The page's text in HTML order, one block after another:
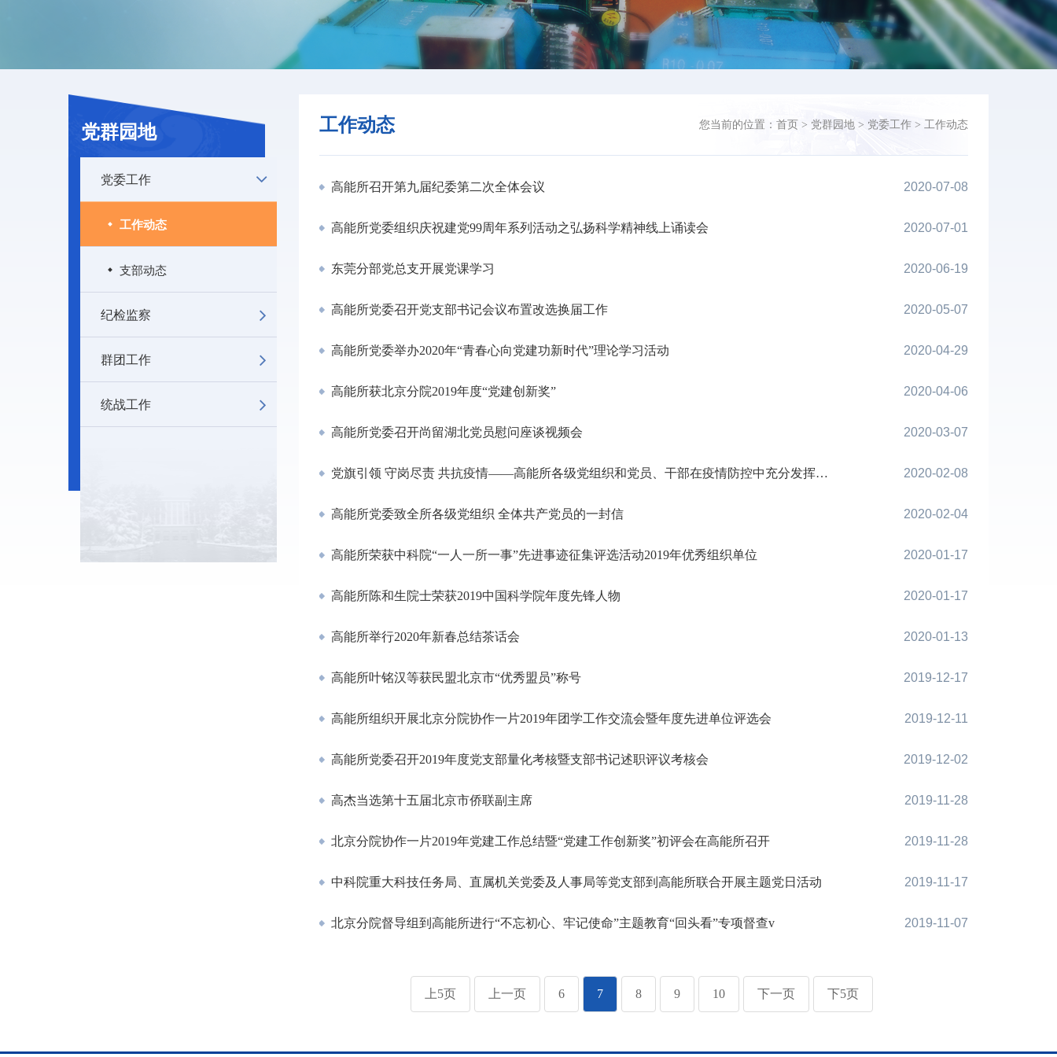
党群园地
党委工作
工作动态
支部动态
纪检监察
群团工作
统战工作
工作动态 您当前的位置： 首页 > 党群园地 > 党委工作 > 工作动态
高能所召开第九届纪委第二次全体会议 2020-07-08
高能所党委组织庆祝建党99周年系列活动之弘扬科学精神线上诵读会 2020-07-01
东莞分部党总支开展党课学习 2020-06-19
高能所党委召开党支部书记会议布置改选换届工作 2020-05-07
高能所党委举办2020年“青春心向党建功新时代”理论学习活动 2020-04-29
高能所获北京分院2019年度“党建创新奖” 2020-04-06
高能所党委召开尚留湖北党员慰问座谈视频会 2020-03-07
党旗引领 守岗尽责 共抗疫情——高能所各级党组织和党员、干部在疫情防控中充分发挥作用 2020-02-08
高能所党委致全所各级党组织 全体共产党员的一封信 2020-02-04
高能所荣获中科院“一人一所一事”先进事迹征集评选活动2019年优秀组织单位 2020-01-17
高能所陈和生院士荣获2019中国科学院年度先锋人物 2020-01-17
高能所举行2020年新春总结茶话会 2020-01-13
高能所叶铭汉等获民盟北京市“优秀盟员”称号 2019-12-17
高能所组织开展北京分院协作一片2019年团学工作交流会暨年度先进单位评选会 2019-12-11
高能所党委召开2019年度党支部量化考核暨支部书记述职评议考核会 2019-12-02
高杰当选第十五届北京市侨联副主席 2019-11-28
北京分院协作一片2019年党建工作总结暨“党建工作创新奖”初评会在高能所召开 2019-11-28
中科院重大科技任务局、直属机关党委及人事局等党支部到高能所联合开展主题党日活动 2019-11-17
北京分院督导组到高能所进行“不忘初心、牢记使命”主题教育“回头看”专项督查v 2019-11-07
上5页 上一页 6 7 8 9 10 下一页 下5页